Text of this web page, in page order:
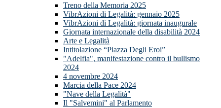
Treno della Memoria 2025
VibrAzioni di Legalità: gennaio 2025
VibrAzioni di Legalità: giornata inaugurale
Giornata internazionale della disabilità 2024
Arte e Legalità
Intitolazione “Piazza Degli Eroi”
"Adelfia", manifestazione contro il bullismo
2024
4 novembre 2024
Marcia della Pace 2024
"Nave della Legalità"
Il "Salvemini" al Parlamento